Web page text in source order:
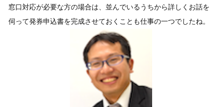
窓口対応が必要な方の場合は、並んでいるうちから詳しくお話を
伺って発券申込書を完成させておくことも仕事の一つでしたね。